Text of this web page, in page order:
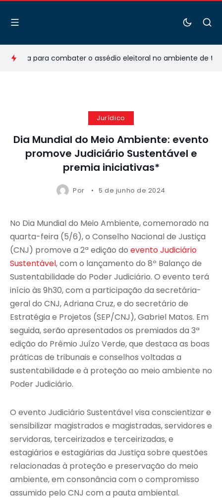
para combater o assédio eleitoral no ambiente de
Jurídico
Dia Mundial do Meio Ambiente: evento
promove Judiciário Sustentável e
premia iniciativas*
Por 5 de junho de 2024
No Dia Mundial do Meio Ambiente, comemorado na
quarta-feira (5/6), o Conselho Nacional de Justiça
(CNJ) promove a 2ª edição do evento Judiciário
Sustentável, com o lançamento do 8º Balanço de
Sustentabilidade do Poder Judiciário. O evento terá
início às 9h30, com a participação da secretária-
geral do CNJ, Adriana Cruz, e do secretário de
Estratégia e Projetos (SEP/CNJ), Gabriel Matos. Em
seguida, serão apresentados os premiados da 3ª
edição do Prêmio Juízo Verde, que destaca as boas
práticas de tribunais e conselhos voltadas a
sustentabilidade e à proteção ao meio ambiente no
Poder Judiciário.
O evento Judiciário Sustentável visa conscientizar e
sensibilizar magistrados e magistradas, servidores e
servidoras, terceirizados e terceirizadas, e
estagiários e estagiárias da Justiça sobre questões
relacionadas à proteção e preservação do meio
ambiente, em consonância com o compromisso
assumido pelo CNJ com a pauta ambiental.